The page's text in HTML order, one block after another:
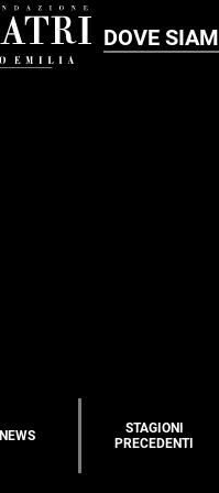
DOVE
NEWS
STAGIONI
PRECEDENTI